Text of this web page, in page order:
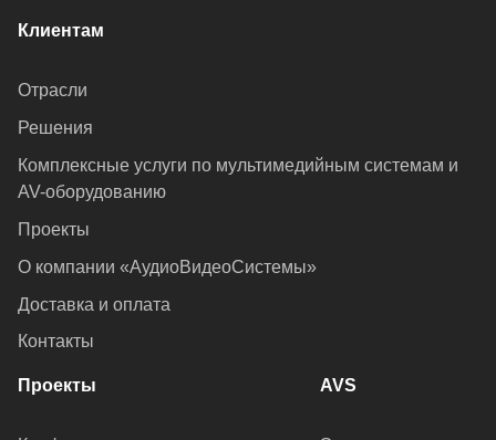
Клиентам
Отрасли
Решения
Комплексные услуги по мультимедийным системам и
AV-оборудованию
Проекты
О компании «АудиоВидеоСистемы»
Доставка и оплата
Контакты
Проекты AVS